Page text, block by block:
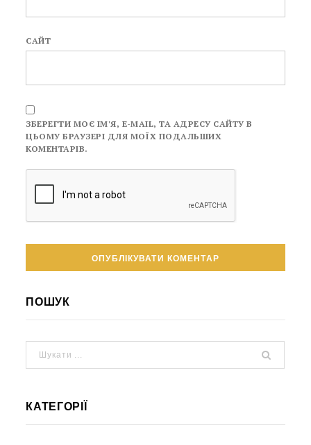
САЙТ
ЗБЕРЕГТИ МОЄ ІМ'Я, E-MAIL, ТА АДРЕСУ САЙТУ В
ЦЬОМУ БРАУЗЕРІ ДЛЯ МОЇХ ПОДАЛЬШИХ
КОМЕНТАРІВ.
ПОШУК
КАТЕГОРІЇ